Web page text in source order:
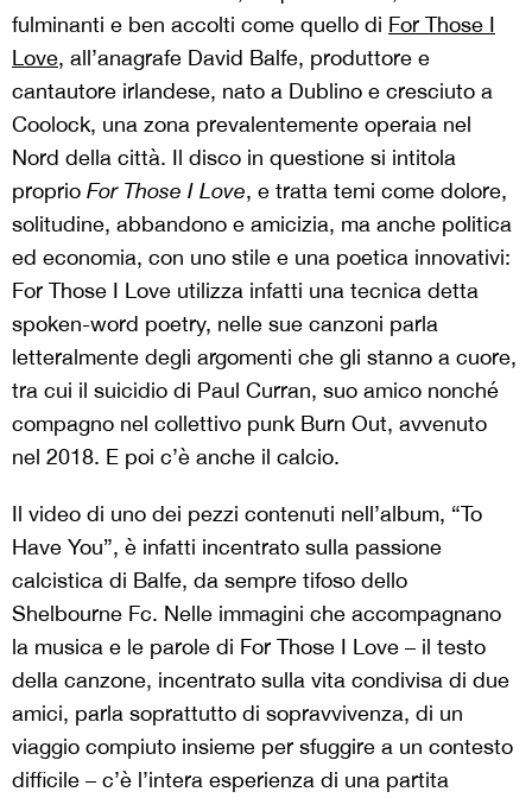
fulminanti e ben accolti come quello di For Those I
Love, all’anagrafe David Balfe, produttore e
cantautore irlandese, nato a Dublino e cresciuto a
Coolock, una zona prevalentemente operaia nel
Nord della città. Il disco in questione si intitola
proprio For Those I Love, e tratta temi come dolore,
solitudine, abbandono e amicizia, ma anche politica
ed economia, con uno stile e una poetica innovativi:
For Those I Love utilizza infatti una tecnica detta
spoken-word poetry, nelle sue canzoni parla
letteralmente degli argomenti che gli stanno a cuore,
tra cui il suicidio di Paul Curran, suo amico nonché
compagno nel collettivo punk Burn Out, avvenuto
nel 2018. E poi c’è anche il calcio.
Il video di uno dei pezzi contenuti nell’album, “To
Have You”, è infatti incentrato sulla passione
calcistica di Balfe, da sempre tifoso dello
Shelbourne Fc. Nelle immagini che accompagnano
la musica e le parole di For Those I Love – il testo
della canzone, incentrato sulla vita condivisa di due
amici, parla soprattutto di sopravvivenza, di un
viaggio compiuto insieme per sfuggire a un contesto
difficile – c’è l’intera esperienza di una partita